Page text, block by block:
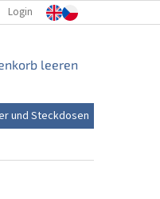
TRANSPORT UND ZAHLUNG
Login
leeren
und Steckdosen